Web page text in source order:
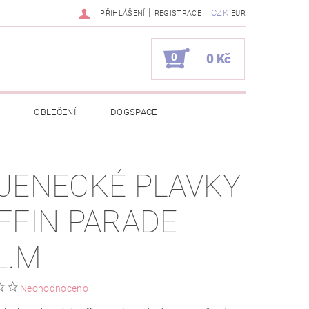
CZK EUR
PŘIHLÁŠENÍ | REGISTRACE
0 0 Kč
OBLEČENÍ DOGSPACE
NAPIŠTE NÁM KONTAKTYPLAVKY
PARADE
Neohodnoceno